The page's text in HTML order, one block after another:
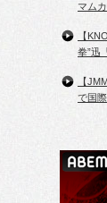
マム
【
拳”迅
【
で国